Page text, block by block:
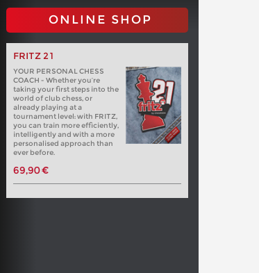
ONLINE SHOP
FRITZ 21
YOUR PERSONAL CHESS
COACH - Whether you’re
taking your first steps into the
world of club chess, or
already playing at a
tournament level: with FRITZ,
you can train more efficiently,
intelligently and with a more
personalised approach than
ever before.
69,90 €